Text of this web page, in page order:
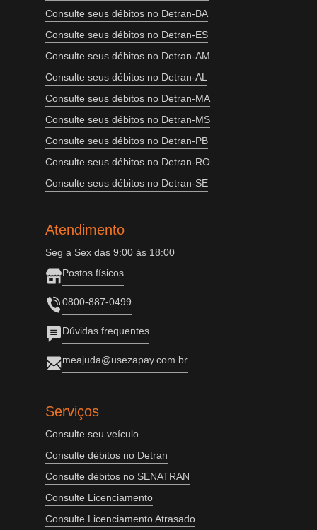
Consulte seus débitos no Detran-BA
Consulte seus débitos no Detran-ES
Consulte seus débitos no Detran-AM
Consulte seus débitos no Detran-AL
Consulte seus débitos no Detran-MA
Consulte seus débitos no Detran-MS
Consulte seus débitos no Detran-PB
Consulte seus débitos no Detran-RO
Consulte seus débitos no Detran-SE
Atendimento
Seg a Sex das 9:00 às 18:00
Postos físicos
0800-887-0499
Dúvidas frequentes
meajuda@usezapay.com.br
Serviços
Consulte seu veículo
Consulte débitos no Detran
Consulte débitos no SENATRAN
Consulte Licenciamento
Consulte Licenciamento Atrasado